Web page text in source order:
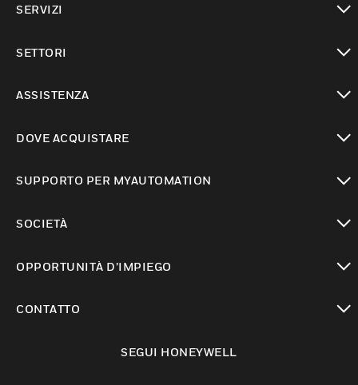
SERVIZI
SETTORI
ASSISTENZA
DOVE ACQUISTARE
SUPPORTO PER MYAUTOMATION
SOCIETÀ
OPPORTUNITÀ D’IMPIEGO
CONTATTO
SEGUI HONEYWELL